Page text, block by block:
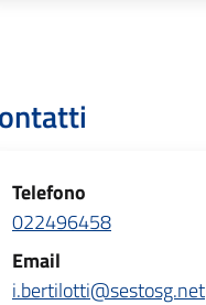
Telefono
022496458
Email
i.bertilotti@sestosg.net